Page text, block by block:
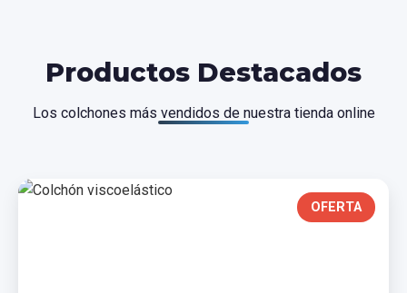
Productos Destacados
Los colchones más vendidos de nuestra tienda online
OFERTA